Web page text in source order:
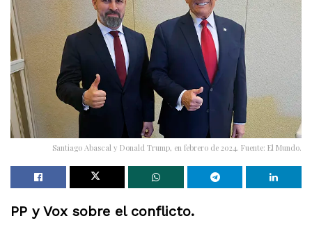
Santiago Abascal y Donald Trump, en febrero de 2024. Fuente: El Mundo.
PP y Vox sobre el conflicto.